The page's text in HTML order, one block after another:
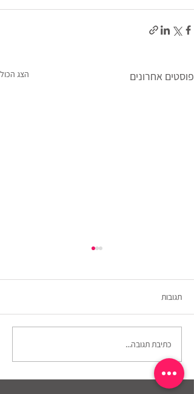
פוסטים אחרונים הצג הכול
עוגת דבש טבעונית ללא גלוטן
תגובות
כתיבת תגובה...